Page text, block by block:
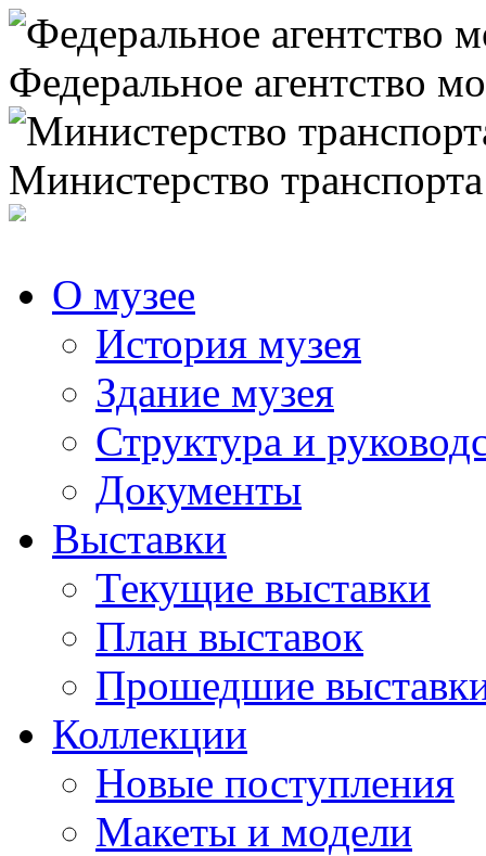
Федеральное агентство
Министерство
О музее
История музея
Здание музея
Структура и
Документы
Выставки
Текущие выставки
План выставок
Прошедшие
Коллекции
Новые поступления
Макеты и модели